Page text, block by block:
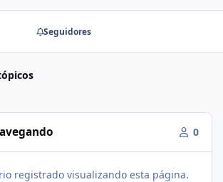
Seguidores
0
registrado visualizando esta página.